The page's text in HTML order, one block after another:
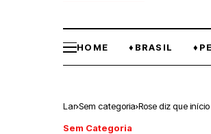
HOME ♦BRASIL
Lar Sem categoria Rose diz que
Sem Categoria